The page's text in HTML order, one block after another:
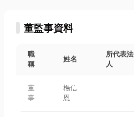
董監事資料
職
稱
姓名
所代表法
人
董
事
楊信
恩